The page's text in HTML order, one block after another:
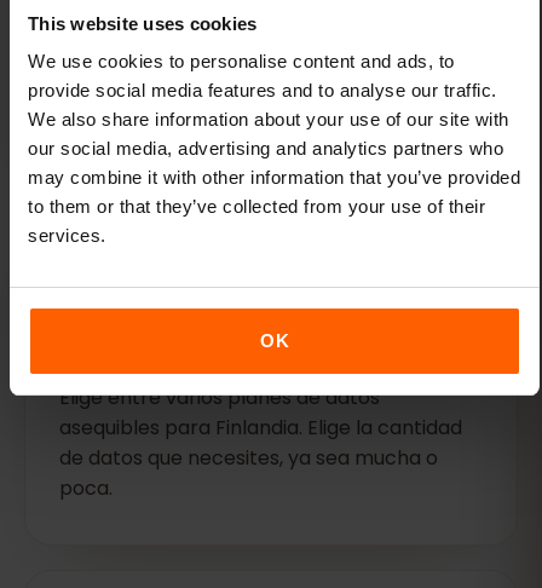
This website uses cookies
We use cookies to personalise content and ads, to
provide social media features and to analyse our traffic.
We also share information about your use of our site with
our social media, advertising and analytics partners who
may combine it with other information that you’ve provided
to them or that they’ve collected from your use of their
services.
OK
Conéctate con unos pocos
Activa tu eSIM antes del vuelo: tendrás
datos disponibles nada más aterrizar.
Planes flexibles
Elige entre varios planes de datos
asequibles para Finlandia. Elige la cantidad
de datos que necesites, ya sea mucha o
poca.